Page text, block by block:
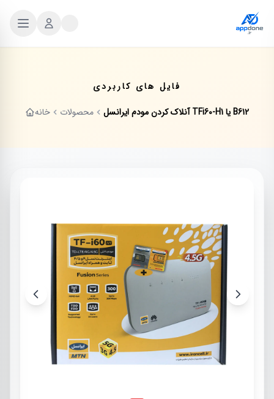
فایل های کاربردی
خانه
محصولات آنلاک کردن مودم ایرانسل TFi60-H1 یا B612